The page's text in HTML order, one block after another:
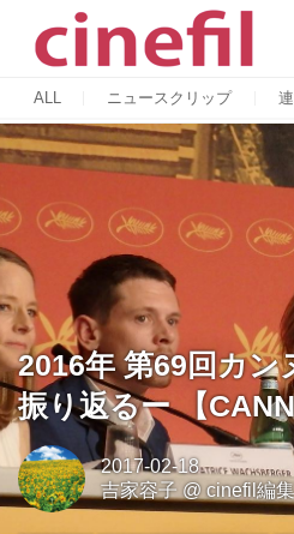
ALL ニュースクリップ
2016年 第69回カン
振り返るー 【
2017-02-18
吉家容子 @cinefil編